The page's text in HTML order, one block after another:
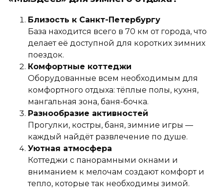
Близость к Санкт-Петербургу
База находится всего в 70 км от города, что
делает её доступной для коротких зимних
поездок.
Комфортные коттеджи
Оборудованные всем необходимым для
комфортного отдыха: тёплые полы, кухня,
мангальная зона, баня-бочка.
Разнообразие активностей
Прогулки, костры, баня, зимние игры —
каждый найдёт развлечение по душе.
Уютная атмосфера
Коттеджи с панорамными окнами и
вниманием к мелочам создают комфорт и
тепло, которые так необходимы зимой.